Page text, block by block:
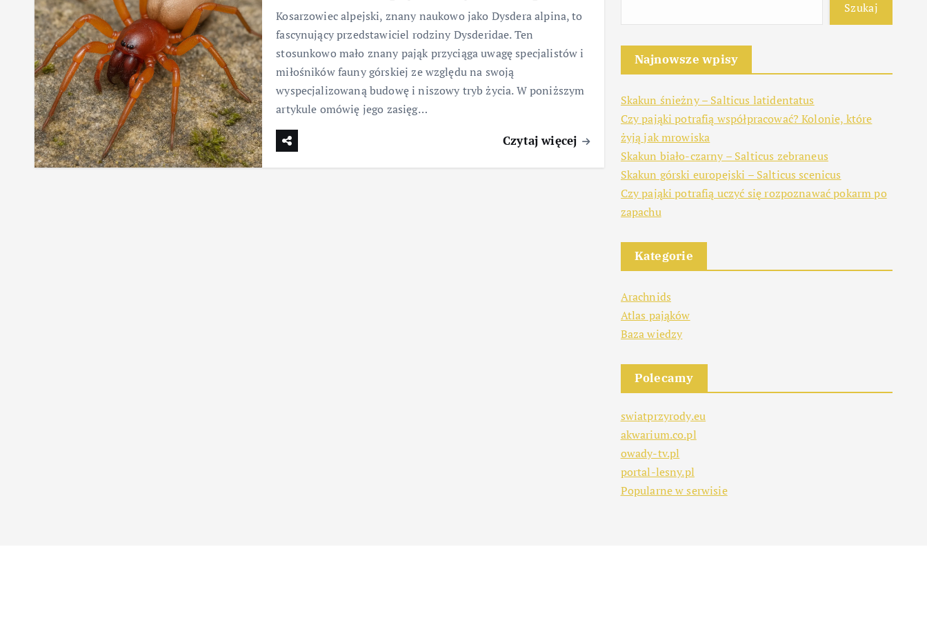
Kosarzowiec alpejski, znany naukowo jako Dysdera alpina, to
fascynujący przedstawiciel rodziny Dysderidae. Ten
stosunkowo mało znany pająk przyciąga uwagę specjalistów i
miłośników fauny górskiej ze względu na swoją
wyspecjalizowaną budowę i niszowy tryb życia. W poniższym
artykule omówię jego zasięg…
Czytaj więcej
Szukaj
Najnowsze wpisy
Skakun śnieżny – Salticus latidentatus
Czy pająki potrafią współpracować? Kolonie, które
żyją jak mrowiska
Skakun biało-czarny – Salticus zebraneus
Skakun górski europejski – Salticus scenicus
Czy pająki potrafią uczyć się rozpoznawać pokarm po
zapachu
Kategorie
Arachnids
Atlas pająków
Baza wiedzy
Polecamy
swiatprzyrody.eu
akwarium.co.pl
owady-tv.pl
portal-lesny.pl
Popularne w serwisie